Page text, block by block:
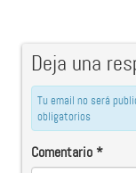
Deja una
Tu email no será
obligatorios
Comentario*